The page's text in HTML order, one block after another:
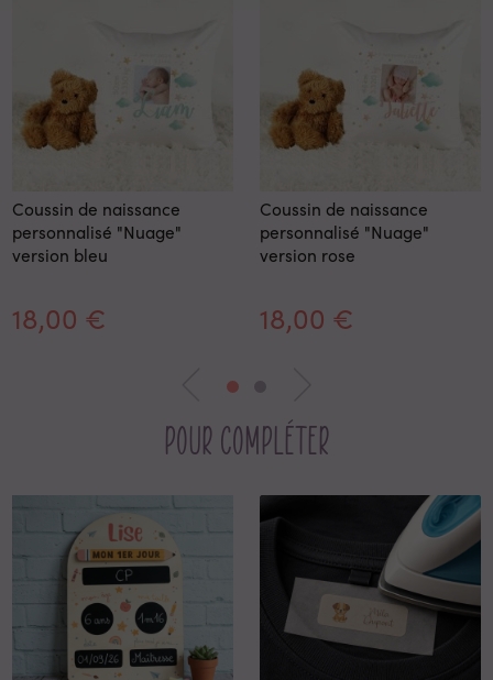
Coussin de naissance
personnalisé "Nuage"
version bleu
18,00 €
Coussin de naissance
personnalisé "Nuage"
version rose
18,00 €
Pour compléter